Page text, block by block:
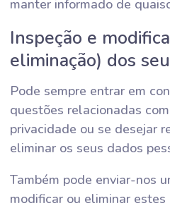
manter informado de
Inspeção e
eliminação) dos
Pode sempre entrar em
questões relacionadas
privacidade ou se desejar
eliminar os seus dados
Também pode enviar-nos
modificar ou eliminar